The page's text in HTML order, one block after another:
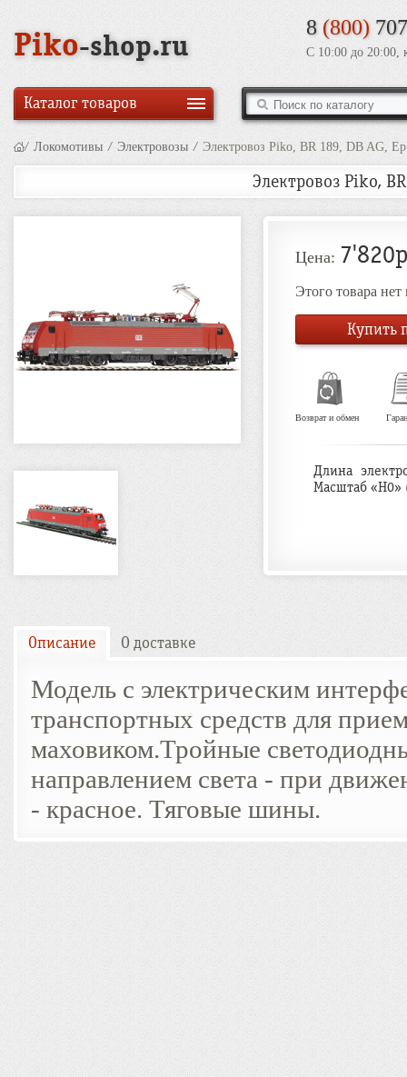
Piko-shop.ru
8 (800)
С 10:00 до 20:00,
Каталог товаров
/ Локомотивы / Электровозы / Электровоз Piko, BR 189, DB AG,
Электровоз Piko,
Цена:
Этого товара
Купить
Возврат и обмен
Длина
Масштаб
Описание О доставке
Модель с электрическим
транспортных средств для
маховиком.Тройные
направлением света - при
- красное. Тяговые шины.